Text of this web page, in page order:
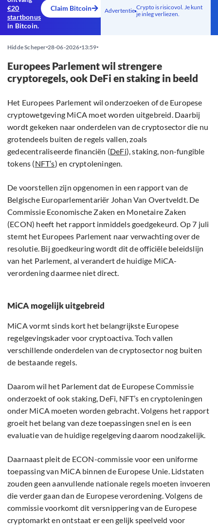
€20
startbonus
in Bitcoin.
Claim Bitcoin Advertentie Crypto is risicovol. Je kunt
je inleg verliezen.
Hidde Scheper 28-06-2026 13:59
Europees Parlement wil strengere
cryptoregels, ook DeFi en staking in beeld
Het Europees Parlement wil onderzoeken of de Europese
cryptowetgeving MiCA moet worden uitgebreid. Daarbij
wordt gekeken naar onderdelen van de cryptosector die nu
grotendeels buiten de regels vallen, zoals
gedecentraliseerde financiën (DeFi), staking, non-fungible
tokens (NFT’s) en cryptoleningen.
De voorstellen zijn opgenomen in een rapport van de
Belgische Europarlementariër Johan Van Overtveldt. De
Commissie Economische Zaken en Monetaire Zaken
(ECON) heeft het rapport inmiddels goedgekeurd. Op 7 juli
stemt het Europees Parlement naar verwachting over de
resolutie. Bij goedkeuring wordt dit de officiële beleidslijn
van het Parlement, al verandert de huidige MiCA-
verordening daarmee niet direct.
MiCA mogelijk uitgebreid
MiCA vormt sinds kort het belangrijkste Europese
regelgevingskader voor cryptoactiva. Toch vallen
verschillende onderdelen van de cryptosector nog buiten
de bestaande regels.
Daarom wil het Parlement dat de Europese Commissie
onderzoekt of ook staking, DeFi, NFT’s en cryptoleningen
onder MiCA moeten worden gebracht. Volgens het rapport
groeit het belang van deze toepassingen snel en is een
evaluatie van de huidige regelgeving daarom noodzakelijk.
Daarnaast pleit de ECON-commissie voor een uniforme
toepassing van MiCA binnen de Europese Unie. Lidstaten
zouden geen aanvullende nationale regels moeten invoeren
die verder gaan dan de Europese verordening. Volgens de
commissie voorkomt dit versnippering van de Europese
cryptomarkt en ontstaat er een gelijk speelveld voor